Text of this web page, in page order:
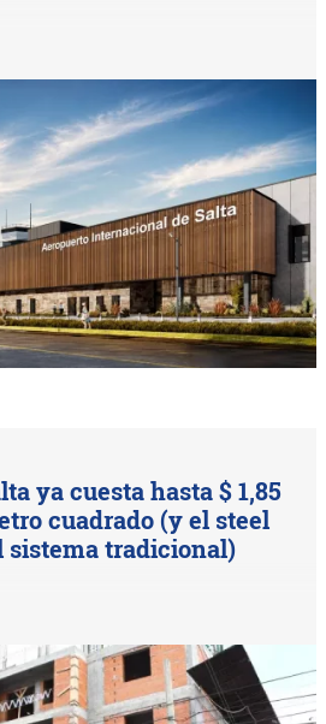
ya cuesta hasta $ 1,85
cuadrado (y el steel
sistema tradicional)